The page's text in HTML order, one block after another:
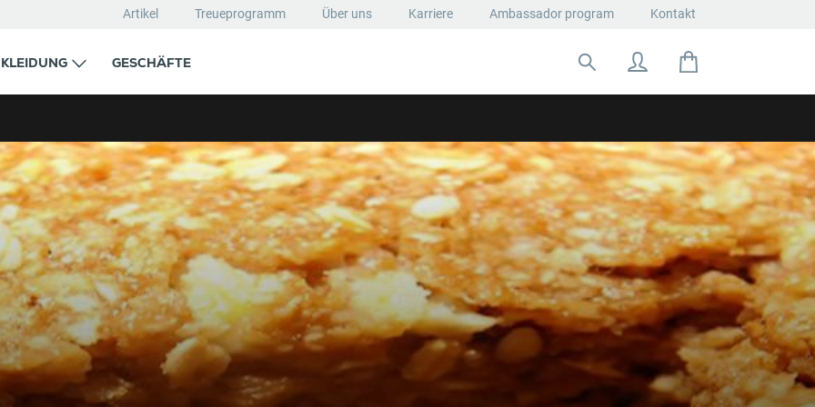
Artikel Treueprogramm Über uns Karriere Ambassador program Kontakt
KLEIDUNG GESCHÄFTE
Suche nach: